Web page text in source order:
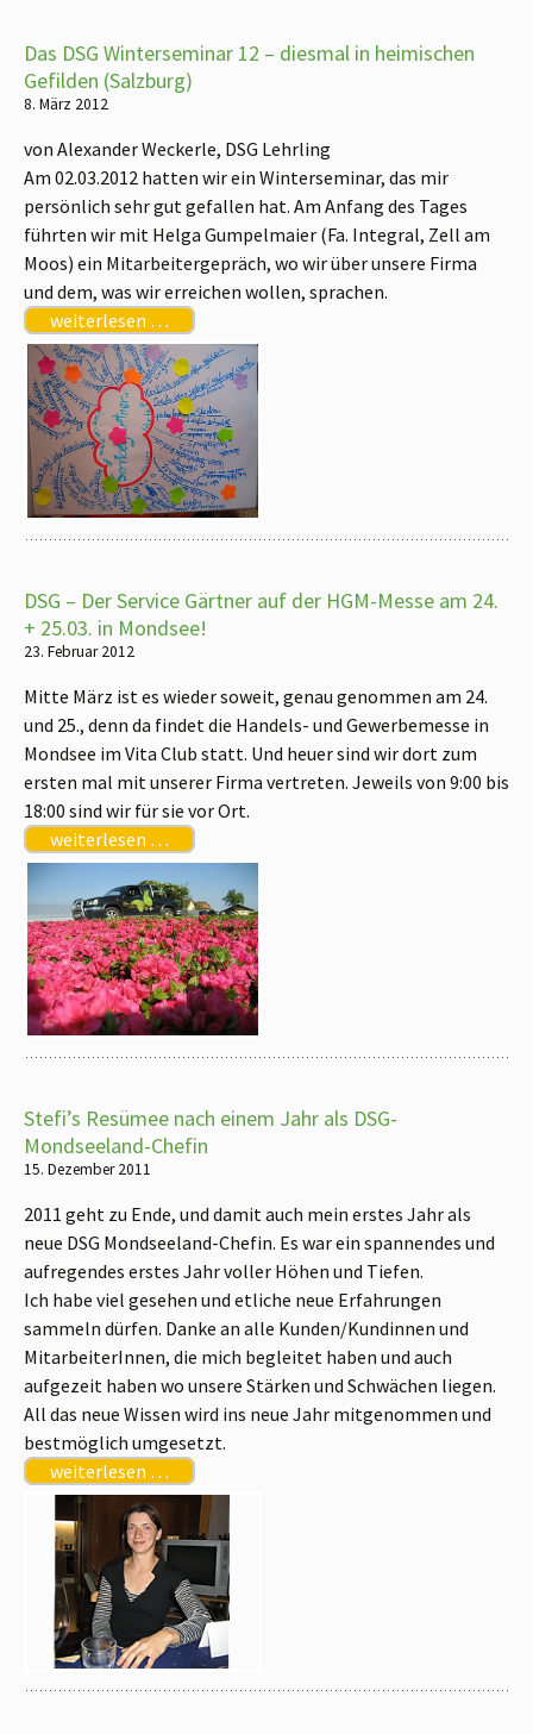
Das DSG Winterseminar 12 – diesmal in heimischen
Gefilden (Salzburg)
8. März 2012
von Alexander Weckerle, DSG Lehrling
Am 02.03.2012 hatten wir ein Winterseminar, das mir
persönlich sehr gut gefallen hat. Am Anfang des Tages
führten wir mit Helga Gumpelmaier (Fa. Integral, Zell am
Moos) ein Mitarbeitergepräch, wo wir über unsere Firma
und dem, was wir erreichen wollen, sprachen.
weiterlesen …
DSG – Der Service Gärtner auf der HGM-Messe am 24.
+ 25.03. in Mondsee!
23. Februar 2012
Mitte März ist es wieder soweit, genau genommen am 24.
und 25., denn da findet die Handels- und Gewerbemesse in
Mondsee im Vita Club statt. Und heuer sind wir dort zum
ersten mal mit unserer Firma vertreten. Jeweils von 9:00 bis
18:00 sind wir für sie vor Ort.
weiterlesen …
Stefi’s Resümee nach einem Jahr als DSG-
Mondseeland-Chefin
15. Dezember 2011
2011 geht zu Ende, und damit auch mein erstes Jahr als
neue DSG Mondseeland-Chefin. Es war ein spannendes und
aufregendes erstes Jahr voller Höhen und Tiefen.
Ich habe viel gesehen und etliche neue Erfahrungen
sammeln dürfen. Danke an alle Kunden/Kundinnen und
MitarbeiterInnen, die mich begleitet haben und auch
aufgezeit haben wo unsere Stärken und Schwächen liegen.
All das neue Wissen wird ins neue Jahr mitgenommen und
bestmöglich umgesetzt.
weiterlesen …